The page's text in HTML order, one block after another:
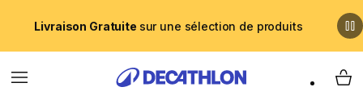
Livraison Gratuite sur une sélection de produits
Menu My